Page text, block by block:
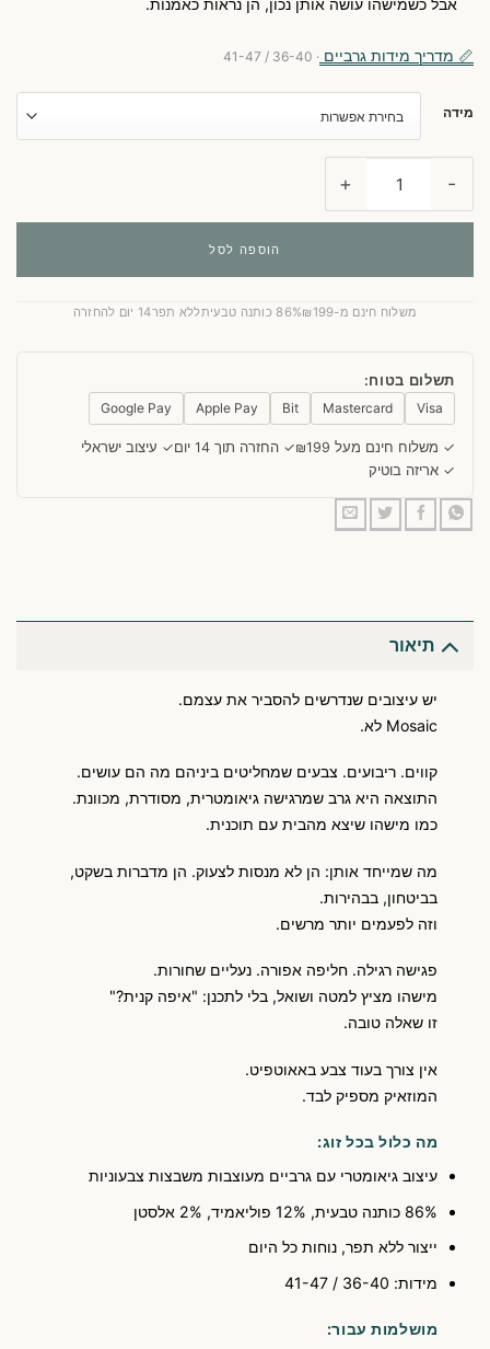
לקוחות
📏 מדריך מידות גרביים · 36-40 / 41-47
מידה
הוספה לסל
משלוח חינם מ-₪199 86% כותנה טבעית ללא תפר14 יום להחזרה
תשלום בטוח:
Visa
Mastercard
Bit
Apple Pay
Google Pay
✓ משלוח חינם מעל ₪199 ✓ החזרה תוך 14 יום
✓ עיצוב ישראלי
✓ אריזה בוטיק
תיאור
יש עיצובים שנדרשים להסביר את עצמם.
Mosaic לא.
קווים. ריבועים. צבעים שמחליטים ביניהם מה הם עושים.
התוצאה היא גרב שמרגישה גיאומטרית, מסודרת, מכוונת.
כמו מישהו שיצא מהבית עם תוכנית.
מה שמייחד אותן: הן לא מנסות לצעוק. הן מדברות בשקט,
בביטחון, בבהירות.
וזה לפעמים יותר מרשים.
פגישה רגילה. חליפה אפורה. נעליים שחורות.
מישהו מציץ למטה ושואל, בלי לתכנן: "איפה קנית?"
זו שאלה טובה.
אין צורך בעוד צבע באאוטפיט.
המוזאיק מספיק לבד.
מה כלול בכל זוג:
עיצוב גיאומטרי עם גרביים מעוצבות משבצות צבעוניות
86% כותנה טבעית, 12% פוליאמיד, 2% אלסטן
ייצור ללא תפר, נוחות כל היום
מידות: 36-40 / 41-47
מושלמות עבור: